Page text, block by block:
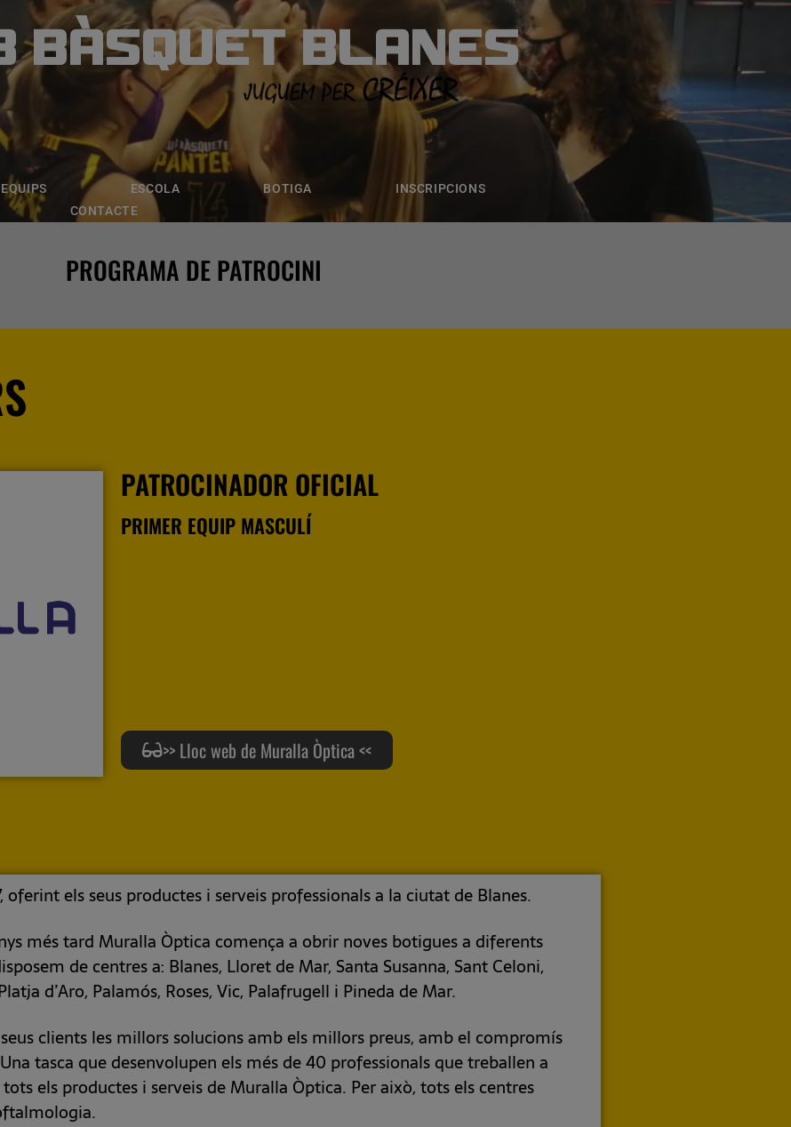
BÀSQUET BLANES
EQUIPS ESCOLA BOTIGA
INSCRIPCIONS
CONTACTE
BLANES
ESCOLA BOTIGA INSCRIPCIONS
PROGRAMA DE PATROCINI
PATROCINADOR OFICIAL
PRIMER EQUIP MASCULÍ
>> Lloc web de Muralla Òptica <<
oferint els seus productes i serveis professionals a la ciutat de Blanes.
més tard Muralla Òptica comença a obrir noves botigues a diferents
de centres a: Blanes, Lloret de Mar, Santa Susanna, Sant Celoni,
d’Aro, Palamós, Roses, Vic, Palafrugell i Pineda de Mar.
clients les millors solucions amb els millors preus, amb el compromís
tasca que desenvolupen els més de 40 professionals que treballen a
els productes i serveis de Muralla Òptica. Per això, tots els centres